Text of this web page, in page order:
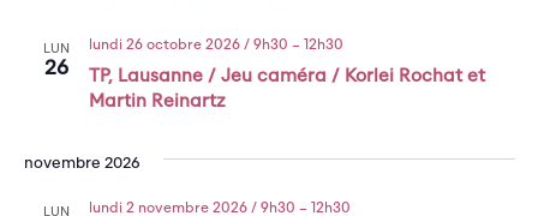
LUN
26
TP, Lausanne / Jeu caméra / Korlei Rochat et
Martin Reinartz
lundi 26 octobre 2026 / 9h30 – 12h30
novembre 2026
LUN lundi 2 novembre 2026 / 9h30 – 12h30